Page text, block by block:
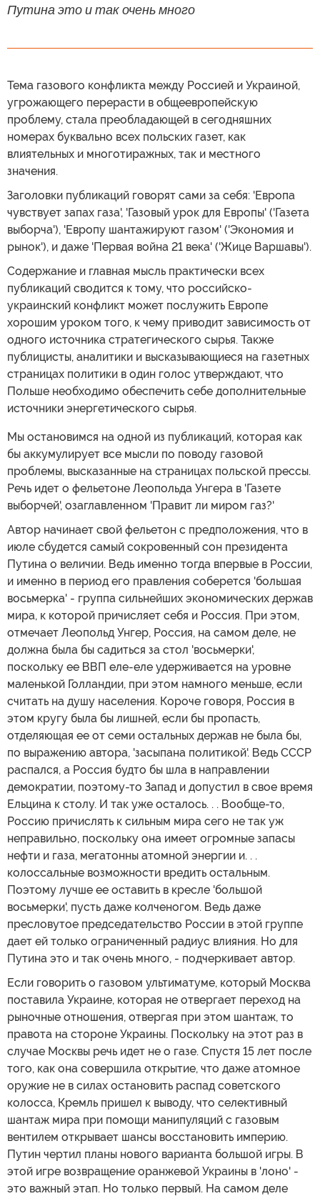
Путина это и так очень много
Тема газового конфликта между Россией и Украиной,
угрожающего перерасти в общеевропейскую
проблему, стала преобладающей в сегодняшних
номерах буквально всех польских газет, как
влиятельных и многотиражных, так и местного
значения.
Заголовки публикаций говорят сами за себя: 'Европа
чувствует запах газа', 'Газовый урок для Европы' ('Газета
выборча'), 'Европу шантажируют газом' ('Экономия и
рынок'), и даже 'Первая война 21 века' ('Жице Варшавы').
Содержание и главная мысль практически всех
публикаций сводится к тому, что российско-
украинский конфликт может послужить Европе
хорошим уроком того, к чему приводит зависимость от
одного источника стратегического сырья. Также
публицисты, аналитики и высказывающиеся на газетных
страницах политики в один голос утверждают, что
Польше необходимо обеспечить себе дополнительные
источники энергетического сырья.
Мы остановимся на одной из публикаций, которая как
бы аккумулирует все мысли по поводу газовой
проблемы, высказанные на страницах польской прессы.
Речь идет о фельетоне Леопольда Унгера в 'Газете
выборчей', озаглавленном 'Правит ли миром газ?'
Автор начинает свой фельетон с предположения, что в
июле сбудется самый сокровенный сон президента
Путина о величии. Ведь именно тогда впервые в России,
и именно в период его правления соберется 'большая
восьмерка' - группа сильнейших экономических держав
мира, к которой причисляет себя и Россия. При этом,
отмечает Леопольд Унгер, Россия, на самом деле, не
должна была бы садиться за стол 'восьмерки',
поскольку ее ВВП еле-еле удерживается на уровне
маленькой Голландии, при этом намного меньше, если
считать на душу населения. Короче говоря, Россия в
этом кругу была бы лишней, если бы пропасть,
отделяющая ее от семи остальных держав не была бы,
по выражению автора, 'засыпана политикой'. Ведь СССР
распался, а Россия будто бы шла в направлении
демократии, поэтому-то Запад и допустил в свое время
Ельцина к столу. И так уже осталось. . . Вообще-то,
Россию причислять к сильным мира сего не так уж
неправильно, поскольку она имеет огромные запасы
нефти и газа, мегатонны атомной энергии и. . .
колоссальные возможности вредить остальным.
Поэтому лучше ее оставить в кресле 'большой
восьмерки', пусть даже колченогом. Ведь даже
пресловутое председательство России в этой группе
дает ей только ограниченный радиус влияния. Но для
Путина это и так очень много, - подчеркивает автор.
Если говорить о газовом ультиматуме, который Москва
поставила Украине, которая не отвергает переход на
рыночные отношения, отвергая при этом шантаж, то
правота на стороне Украины. Поскольку на этот раз в
случае Москвы речь идет не о газе. Спустя 15 лет после
того, как она совершила открытие, что даже атомное
оружие не в силах остановить распад советского
колосса, Кремль пришел к выводу, что селективный
шантаж мира при помощи манипуляций с газовым
вентилем открывает шансы восстановить империю.
Путин чертил планы нового варианта большой игры. В
этой игре возвращение оранжевой Украины в 'лоно' -
это важный этап. Но только первый. На самом деле